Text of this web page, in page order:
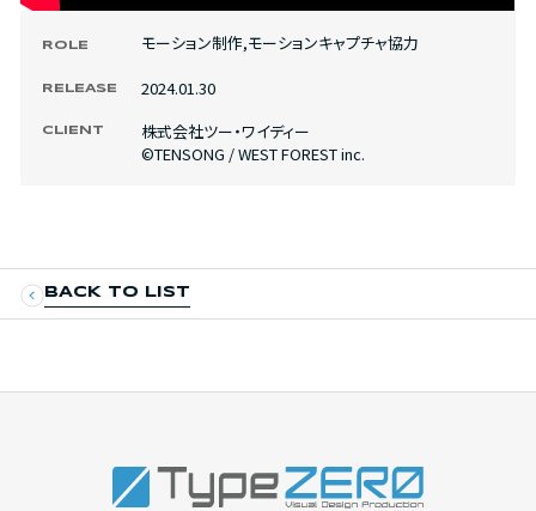
ROLE モーション制作,モーションキャプチャ協力
RELEASE 2024.01.30
CLIENT
株式会社ツー・ワイディー
©TENSONG / WEST FOREST inc.
BACK TO LIST